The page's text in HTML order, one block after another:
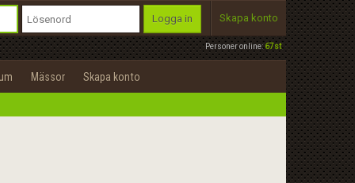
Personer online:67st
Logga in Skapa konto
Mässor Skapa konto